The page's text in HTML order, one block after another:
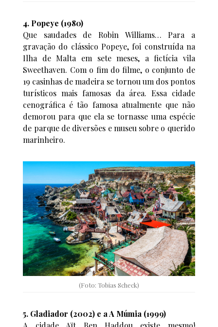
4. Popeye (1980)
Que saudades de Robin Williams… Para a
gravação do clássico Popeye, foi construída na
Ilha de Malta em sete meses, a fictícia vila
Sweethaven. Com o fim do filme, o conjunto de
19 casinhas de madeira se tornou um dos pontos
turísticos mais famosas da área. Essa cidade
cenográfica é tão famosa atualmente que não
demorou para que ela se tornasse uma espécie
de parque de diversões e museu sobre o querido
marinheiro.
(Foto: Tobias Scheck)
5. Gladiador (2002) e a A Múmia (1999)